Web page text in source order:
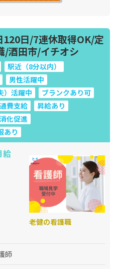
日/7連休取得OK/定
/酒田市/イチオシ
駅近（8分以内）
男性活躍中
）活躍中
ブランクあり可
費支給
昇給あり
化促進
あり
給
老健の看護職
師